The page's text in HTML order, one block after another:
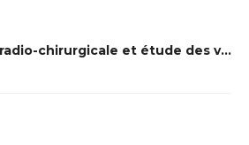
P433 – Corrélation radio-chirurgicale et étude des variantes anatomiques lors de la chirurgie stapédienne des otospongioses : Focus sur la procidence du nerf facial et l’étroitesse de la fenêtre ovale